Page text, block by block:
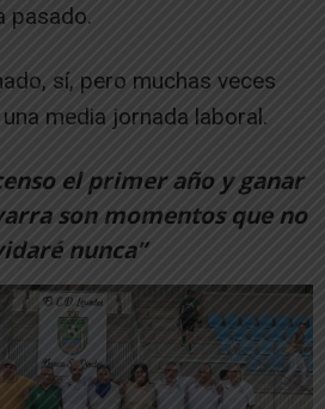
pasado.
sí, pero muchas veces
media jornada laboral.
el primer año y ganar
son momentos que no
nunca”